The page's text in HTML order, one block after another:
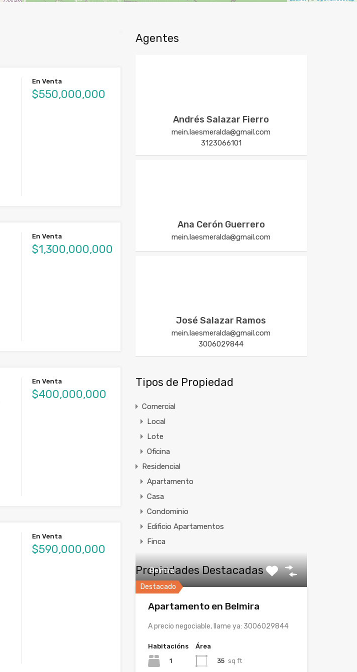
En Venta
$550,000,000
En Venta
$1,300,000,000
En Venta
$400,000,000
En Venta
$590,000,000
Agentes
Andrés Salazar Fierro
mein.laesmeralda@gmail.com
3123066101
Ana Cerón Guerrero
mein.laesmeralda@gmail.com
José Salazar Ramos
mein.laesmeralda@gmail.com
3006029844
Tipos de Propiedad
Comercial
Local
Lote
Oficina
Residencial
Apartamento
Casa
Condominio
Edificio Apartamentos
Finca
Propiedades Destacadas
Destacado
Belmira
Apartamento en Belmira
A precio negociable, llame ya: 3006029844
Habitacións
1
Área
35 sq ft